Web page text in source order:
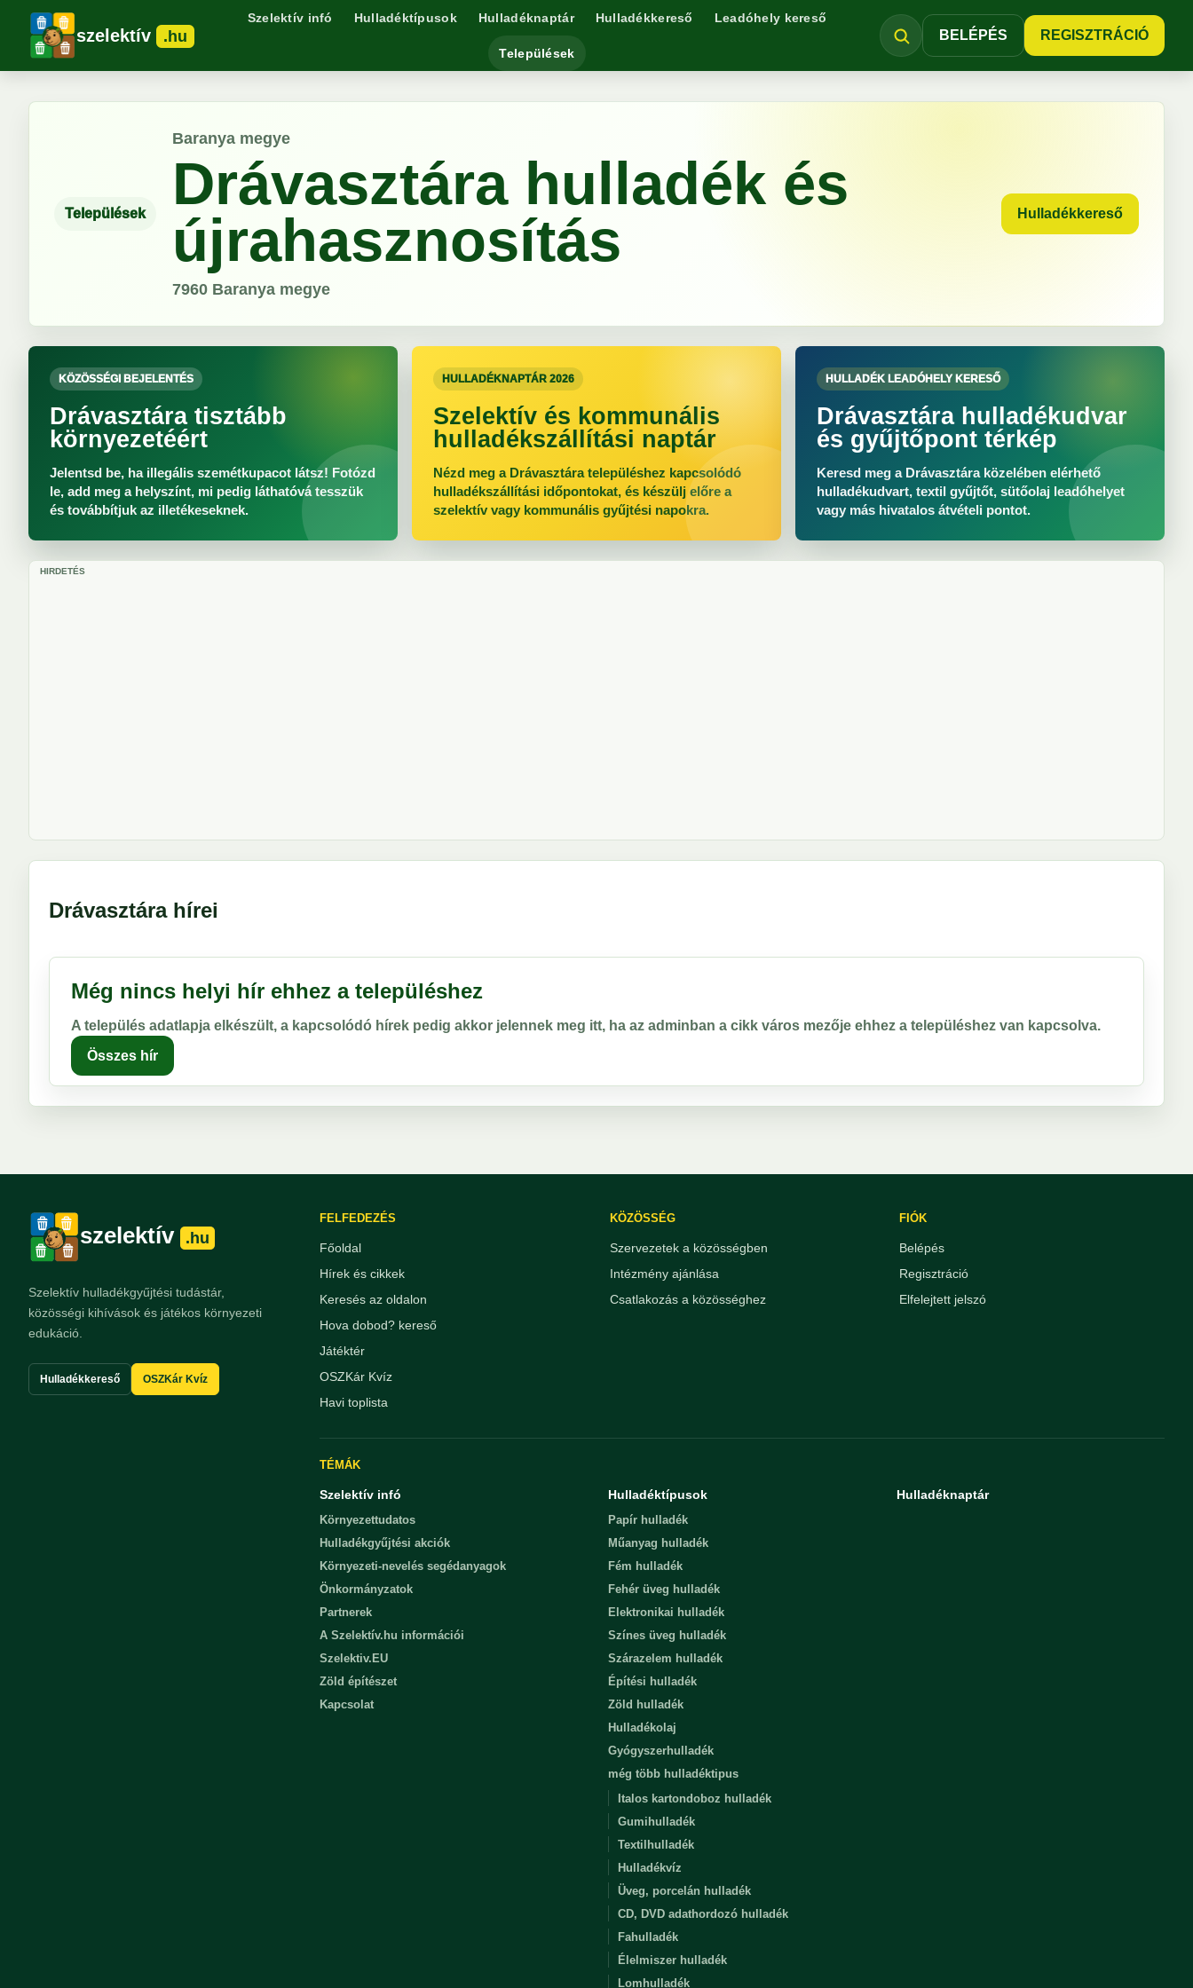
szelektív .hu
Szelektív infó Hulladéktípusok Hulladéknaptár Hulladékkereső Leadóhely kereső
Települések
BELÉPÉS REGISZTRÁCIÓ
Települések
Baranya megye
Drávasztára hulladék és
újrahasznosítás
7960 Baranya megye
Hulladékkereső
KÖZÖSSÉGI BEJELENTÉS
Drávasztára tisztább
környezetéért
Jelentsd be, ha illegális szemétkupacot látsz! Fotózd
le, add meg a helyszínt, mi pedig láthatóvá tesszük
és továbbítjuk az illetékeseknek.
HULLADÉKNAPTÁR 2026
Szelektív és kommunális
hulladékszállítási naptár
Nézd meg a Drávasztára településhez kapcsolódó
hulladékszállítási időpontokat, és készülj előre a
szelektív vagy kommunális gyűjtési napokra.
HULLADÉK LEADÓHELY KERESŐ
Drávasztára hulladékudvar
és gyűjtőpont térkép
Keresd meg a Drávasztára közelében elérhető
hulladékudvart, textil gyűjtőt, sütőolaj leadóhelyet
vagy más hivatalos átvételi pontot.
HIRDETÉS
Drávasztára hírei
Még nincs helyi hír ehhez a településhez
A település adatlapja elkészült, a kapcsolódó hírek pedig akkor jelennek meg itt, ha az adminban a cikk város mezője ehhez a településhez van kapcsolva.
Összes hír
szelektív .hu
Szelektív hulladékgyűjtési tudástár,
közösségi kihívások és játékos környezeti
edukáció.
Hulladékkereső OSZKár Kvíz
FELFEDEZÉS
Főoldal
Hírek és cikkek
Keresés az oldalon
Hova dobod? kereső
Játéktér
OSZKár Kvíz
Havi toplista
KÖZÖSSÉG
Szervezetek a közösségben
Intézmény ajánlása
Csatlakozás a közösséghez
FIÓK
Belépés
Regisztráció
Elfelejtett jelszó
TÉMÁK
Szelektív infó
Környezettudatos
Hulladékgyűjtési akciók
Környezeti-nevelés segédanyagok
Önkormányzatok
Partnerek
A Szelektív.hu információi
Szelektiv.EU
Zöld építészet
Kapcsolat
Hulladéktípusok
Papír hulladék
Műanyag hulladék
Fém hulladék
Fehér üveg hulladék
Elektronikai hulladék
Színes üveg hulladék
Szárazelem hulladék
Építési hulladék
Zöld hulladék
Hulladékolaj
Gyógyszerhulladék
még több hulladéktipus
Italos kartondoboz hulladék
Gumihulladék
Textilhulladék
Hulladékvíz
Üveg, porcelán hulladék
CD, DVD adathordozó hulladék
Fahulladék
Élelmiszer hulladék
Lomhulladék
Hulladéknaptár